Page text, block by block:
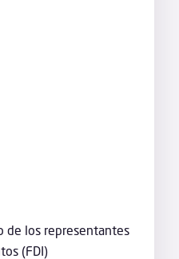
de los representantes
(FDI)